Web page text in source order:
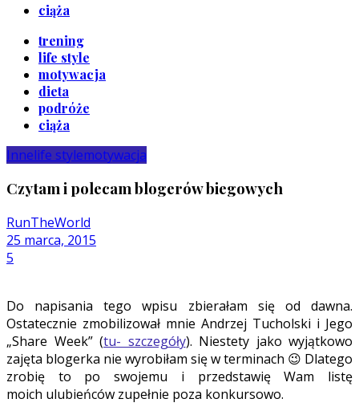
ciąża
trening
life style
motywacja
dieta
podróże
ciąża
Innelife stylemotywacja
Czytam i polecam blogerów biegowych
RunTheWorld
25 marca, 2015
5
Do napisania tego wpisu zbierałam się od dawna.
Ostatecznie zmobilizował mnie Andrzej Tucholski i Jego
„Share Week” (tu- szczegóły). Niestety jako wyjątkowo
zajęta blogerka nie wyrobiłam się w terminach 😉 Dlatego
zrobię to po swojemu i przedstawię Wam listę
moich ulubieńców zupełnie poza konkursowo.